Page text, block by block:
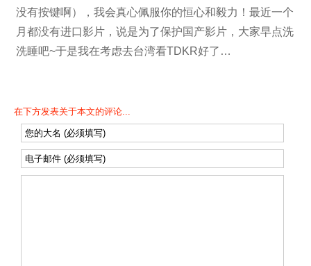
没有按键啊），我会真心佩服你的恒心和毅力！最近一个
月都没有进口影片，说是为了保护国产影片，大家早点洗
洗睡吧~于是我在考虑去台湾看TDKR好了…
在下方发表关于本文的评论...